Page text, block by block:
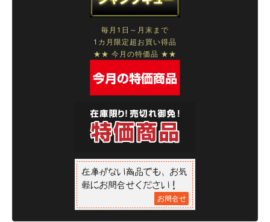
毎月1日～月末まで
1カ月限定超お買い得品
★★ 今月の特価品 ★★